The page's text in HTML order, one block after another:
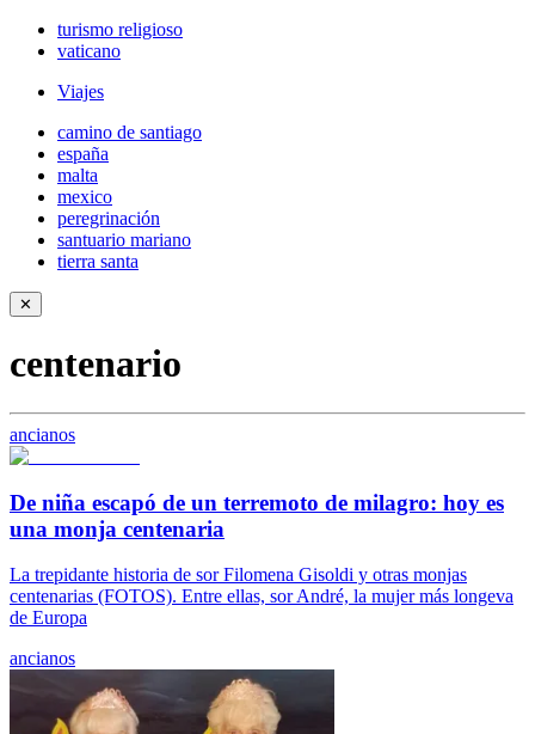
turismo religioso
vaticano
Viajes
camino de santiago
españa
malta
mexico
peregrinación
santuario mariano
tierra santa
✕
centenario
ancianos
De niña escapó de un terremoto de milagro: hoy es
una monja centenaria
La trepidante historia de sor Filomena Gisoldi y otras monjas
centenarias (FOTOS). Entre ellas, sor André, la mujer más longeva
de Europa
ancianos